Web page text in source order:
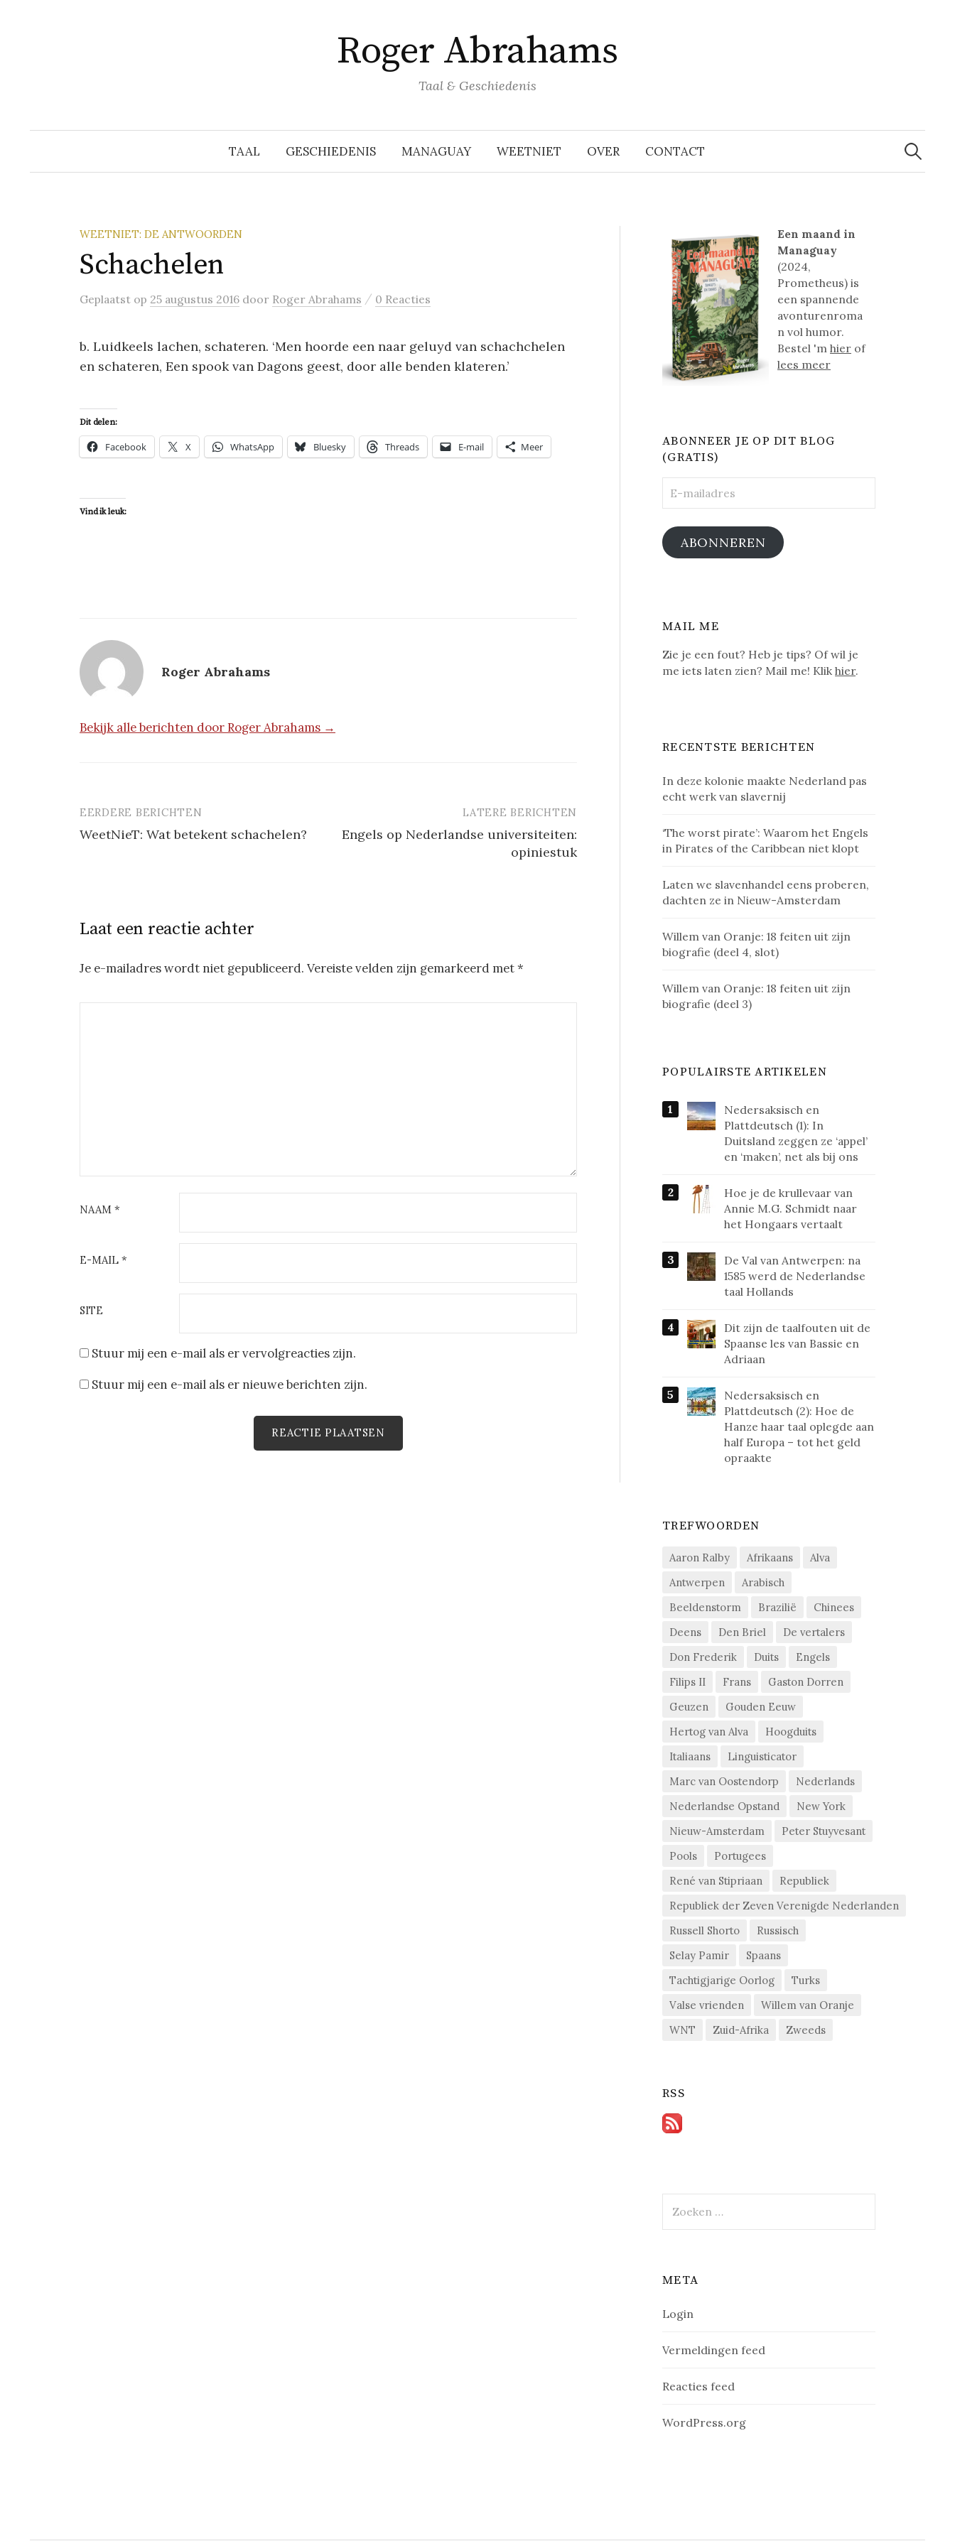
Roger Abrahams
Taal & Geschiedenis
TAAL GESCHIEDENIS MANAGUAY WEETNIET OVER CONTACT
Zoeken
naar:
WEETNIET: DE ANTWOORDEN
Schachelen
Geplaatst op 25 augustus 2016 door Roger Abrahams / 0 Reacties
b. Luidkeels lachen, schateren. ‘Men hoorde een naar geluyd van schachchelen
en schateren, Een spook van Dagons geest, door alle benden klateren.’
Dit delen:
Facebook X WhatsApp Bluesky Threads E-mail Meer
Vind ik leuk:
Roger Abrahams
Bekijk alle berichten door Roger Abrahams →
Berichtnavigatie
EERDERE BERICHTEN
WeetNieT: Wat betekent schachelen?
LATERE BERICHTEN
Engels op Nederlandse universiteiten:
opiniestuk
Laat een reactie achter
Je e-mailadres wordt niet gepubliceerd. Vereiste velden zijn gemarkeerd met*
NAAM *
E-MAIL *
SITE
Stuur mij een e-mail als er vervolgreacties zijn.
Stuur mij een e-mail als er nieuwe berichten zijn.
Een maand in
Managuay
(2024,
Prometheus) is
een spannende
avonturenroma
n vol humor.
Bestel 'mhier of
lees meer
ABONNEER JE OP DIT BLOG
(GRATIS)
mailadres
ABONNEREN
MAIL ME
Zie je een fout? Heb je tips? Of wil je
me iets laten zien? Mail me! Klikhier.
RECENTSTE BERICHTEN
In deze kolonie maakte Nederland pas
echt werk van slavernij
‘The worst pirate’: Waarom het Engels
in Pirates of the Caribbean niet klopt
Laten we slavenhandel eens proberen,
dachten ze in Nieuw-Amsterdam
Willem van Oranje: 18 feiten uit zijn
biografie (deel 4, slot)
Willem van Oranje: 18 feiten uit zijn
biografie (deel 3)
POPULAIRSTE ARTIKELEN
Nedersaksisch en
Plattdeutsch (1): In
Duitsland zeggen ze ‘appel’
en ‘maken’, net als bij ons
Hoe je de krullevaar van
Annie M.G. Schmidt naar
het Hongaars vertaalt
De Val van Antwerpen: na
1585 werd de Nederlandse
taal Hollands
Dit zijn de taalfouten uit de
Spaanse les van Bassie en
Adriaan
Nedersaksisch en
Plattdeutsch (2): Hoe de
Hanze haar taal oplegde aan
half Europa – tot het geld
opraakte
TREFWOORDEN
Aaron Ralby Afrikaans
Alva
Antwerpen
Arabisch
Beeldenstorm
Brazilië
Chinees
Deens
Den Briel
De vertalers
Don Frederik
Duits
Engels
Filips II
Frans
Gaston Dorren
Geuzen
Gouden Eeuw
Hertog van Alva
Hoogduits
Italiaans
Linguisticator
Marc van Oostendorp
Nederlands
Nederlandse Opstand
New York
Nieuw-Amsterdam
Peter Stuyvesant
Pools
Portugees
René van Stipriaan
Republiek
Republiek der Zeven Verenigde Nederlanden
Russell Shorto
Russisch
Selay Pamir
Spaans
Tachtigjarige Oorlog
Turks
Valse vrienden
Willem van Oranje
WNT
Zuid-Afrika Zweeds
RSS
naar:
META
Login
Vermeldingen feed
Reacties feed
WordPress.org